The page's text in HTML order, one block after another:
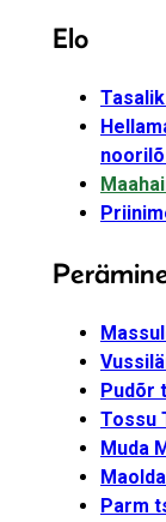
Elo
Pudõr
Tossu
Muda
Parm